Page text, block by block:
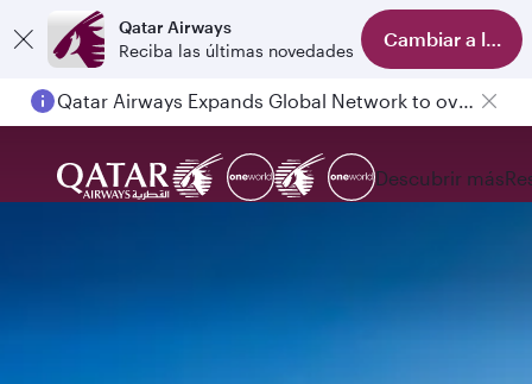
Qatar Airways
Reciba las últimas novedades
Cambiar a la
Qatar Airways Expands Global Network to over 160 Destinations
Descubrir más